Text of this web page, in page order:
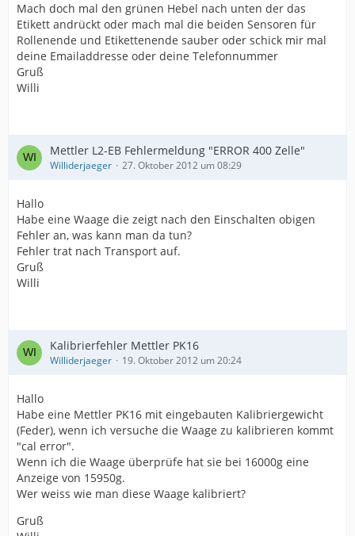
Mach doch mal den grünen Hebel nach unten der das
Etikett andrückt oder mach mal die beiden Sensoren für
Rollenende und Etikettenende sauber oder schick mir mal
deine Emailaddresse oder deine Telefonnummer
Gruß
Willi
Mettler L2-EB Fehlermeldung "ERROR 400 Zelle"
Williderjaeger 27. Oktober 2012 um 08:29
Hallo
Habe eine Waage die zeigt nach den Einschalten obigen
Fehler an, was kann man da tun?
Fehler trat nach Transport auf.
Gruß
Willi
Kalibrierfehler Mettler PK16
Williderjaeger 19. Oktober 2012 um 20:24
Hallo
Habe eine Mettler PK16 mit eingebauten Kalibriergewicht
(Feder), wenn ich versuche die Waage zu kalibrieren kommt
"cal error".
Wenn ich die Waage überprüfe hat sie bei 16000g eine
Anzeige von 15950g.
Wer weiss wie man diese Waage kalibriert?
Gruß